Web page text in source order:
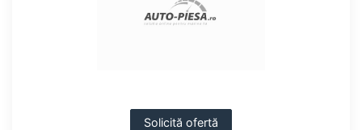
Solicită ofertă